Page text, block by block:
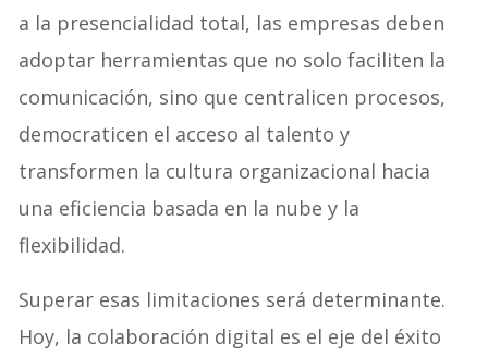
a la presencialidad total, las empresas deben
adoptar herramientas que no solo faciliten la
comunicación, sino que centralicen procesos,
democraticen el acceso al talento y
transformen la cultura organizacional hacia
una eficiencia basada en la nube y la
flexibilidad.
Superar esas limitaciones será determinante.
Hoy, la colaboración digital es el eje del éxito